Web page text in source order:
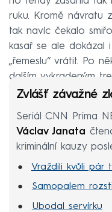
ruku. Kromě návratu
tak navíc čekalo
kasař se ale dokázal
„řemeslu“ vrátit. Po
dalším vykradeným
Zvlášť závažné
Seriál CNN Prima
Václav Janata
kriminální kauzy
Vraždili kvůli pár
Samopalem
Ubodal servírku